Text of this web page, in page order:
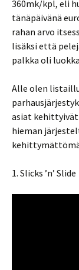
360mk/kpl, eli
tänäpäivänä
rahan arvo
lisäksi että
palkka oli
Alle olen
asiat kehittyivät
hieman
1. Slicks ’n’ Slide